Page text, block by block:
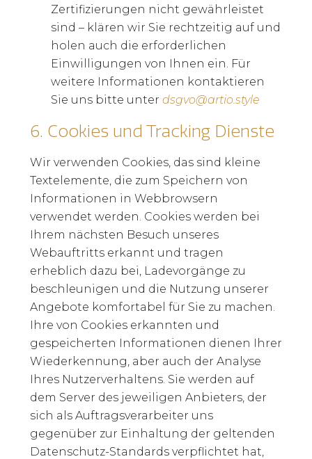
Zertifizierungen nicht gewährleistet
sind – klären wir Sie rechtzeitig auf und
holen auch die erforderlichen
Einwilligungen von Ihnen ein. Für
weitere Informationen kontaktieren
Sie uns bitte unter dsgvo@artio.style
6. Cookies und Tracking Dienste
Wir verwenden Cookies, das sind kleine
Textelemente, die zum Speichern von
Informationen in Webbrowsern
verwendet werden. Cookies werden bei
Ihrem nächsten Besuch unseres
Webauftritts erkannt und tragen
erheblich dazu bei, Ladevorgänge zu
beschleunigen und die Nutzung unserer
Angebote komfortabel für Sie zu machen.
Ihre von Cookies erkannten und
gespeicherten Informationen dienen Ihrer
Wiederkennung, aber auch der Analyse
Ihres Nutzerverhaltens. Sie werden auf
dem Server des jeweiligen Anbieters, der
sich als Auftragsverarbeiter uns
gegenüber zur Einhaltung der geltenden
Datenschutz-Standards verpflichtet hat,